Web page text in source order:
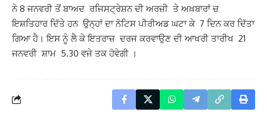
ਨੇ 8 ਜਨਵਰੀ ਤੋਂ ਬਾਅਦ ਰਜਿਸਟ੍ਰੇਸ਼ਨ ਦੀ ਅਰਜ਼ੀ ਤੇ ਅਖ਼ਬਾਰਾਂ ਚ
ਇਸ਼ਤਿਹਾਰ ਦਿੱਤੇ ਹਨ ਉਨ੍ਹਾਂ ਦਾ ਨੋਟਿਸ ਪੀਰੀਅਡ ਘਟਾ ਕੇ 7 ਦਿਨ ਕਰ ਦਿੱਤਾ
ਗਿਆ ਹੈ। ਇਸ ਨੂੰ ਲੈ ਕੇ ਇਤਰਾਜ਼ ਦਰਜ ਕਰਵਾਉਣ ਦੀ ਆਖਰੀ ਤਾਰੀਖ 21
ਜਨਵਰੀ ਸ਼ਾਮ 5.30 ਵਜੇ ਤਕ ਹੋਵੇਗੀ ।